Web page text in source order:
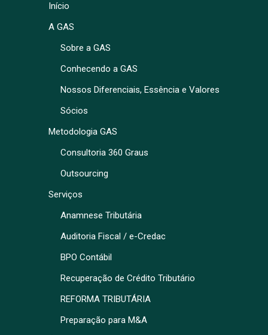
Início
A GAS
Sobre a GAS
Conhecendo a GAS
Nossos Diferenciais, Essência e Valores
Sócios
Metodologia GAS
Consultoria 360 Graus
Outsourcing
Serviços
Anamnese Tributária
Auditoria Fiscal / e-Credac
BPO Contábil
Recuperação de Crédito Tributário
REFORMA TRIBUTÁRIA
Preparação para M&A